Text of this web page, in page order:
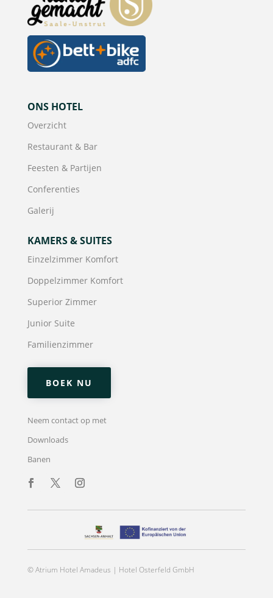
ONS HOTEL
Overzicht
Restaurant & Bar
Feesten & Partijen
Conferenties
Galerij
KAMERS & SUITES
Einzelzimmer Komfort
Doppelzimmer Komfort
Superior Zimmer
Junior Suite
Familienzimmer
BOEK NU
Neem contact op met
Downloads
Banen
© Atrium Hotel Amadeus | Hotel Osterfeld GmbH